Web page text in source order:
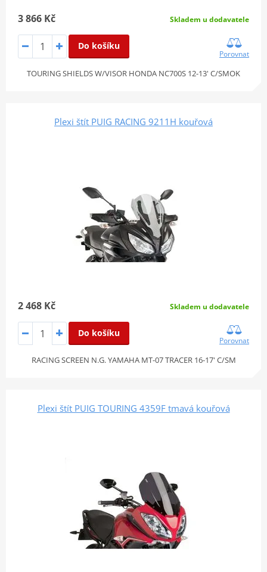
3 866 Kč Skladem u dodavatele
Do košíku
Porovnat
TOURING SHIELDS W/VISOR HONDA NC700S 12-13' C/SMOK
Plexi štít PUIG RACING 9211H kouřová
2 468 Kč Skladem u dodavatele
Do košíku
Porovnat
RACING SCREEN N.G. YAMAHA MT-07 TRACER 16-17' C/SM
Plexi štít PUIG TOURING 4359F tmavá kouřová